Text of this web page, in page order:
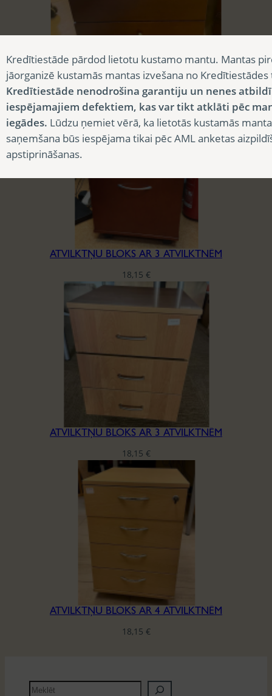
ATVILKTŅU BLOKS AR 2 ATVILKTNĒM
18,15€
ATVILKTŅU BLOKS AR 3 ATVILKTNĒM
18,15 €
ATVILKTŅU BLOKS AR 3 ATVILKTNĒM
18,15 €
ATVILKTŅU BLOKS AR 4 ATVILKTNĒM
18,15 €
M
Kredītiestāde pārdod lietotu kustamo mantu. Mantas
jāorganizē kustamās mantas izvešana no
Kredītiestāde nenodrošina garantiju un nenes
iespējamajiem defektiem, kas var tikt atklāti pēc
iegādes. Lūdzu ņemiet vērā, ka lietotās kustamās
saņemšana būs iespējama tikai pēc AML anketas
apstiprināšanas.